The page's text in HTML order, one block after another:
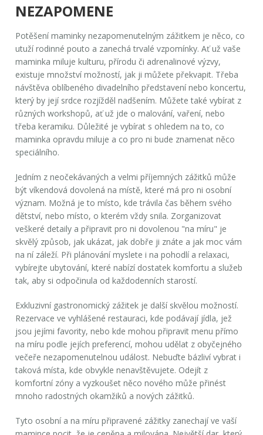
NEZAPOMENE
Potěšení maminky nezapomenutelným zážitkem je něco, co
utuží rodinné pouto a zanechá trvalé vzpomínky. Ať už vaše
maminka miluje kulturu, přírodu či adrenalinové výzvy,
existuje množství možností, jak ji můžete překvapit. Třeba
návštěva oblíbeného divadelního představení nebo koncertu,
který by její srdce rozjížděl nadšením. Můžete také vybírat z
různých workshopů, ať už jde o malování, vaření, nebo
třeba keramiku. Důležité je vybírat s ohledem na to, co
maminka opravdu miluje a co pro ni bude znamenat něco
speciálního.
Jedním z neočekávaných a velmi příjemných zážitků může
být víkendová dovolená na místě, které má pro ni osobní
význam. Možná je to místo, kde trávila čas během svého
dětství, nebo místo, o kterém vždy snila. Zorganizovat
veškeré detaily a připravit pro ni dovolenou "na míru" je
skvělý způsob, jak ukázat, jak dobře ji znáte a jak moc vám
na ní záleží. Při plánování myslete i na pohodlí a relaxaci,
vybírejte ubytování, které nabízí dostatek komfortu a služeb
tak, aby si odpočinula od každodenních starostí.
Exkluzivní gastronomický zážitek je další skvělou možností.
Rezervace ve vyhlášené restauraci, kde podávají jídla, jež
jsou jejími favority, nebo kde mohou připravit menu přímo
na míru podle jejích preferencí, mohou udělat z obyčejného
večeře nezapomenutelnou událost. Nebuďte bázliví vybrat i
taková místa, kde obvykle nenavštěvujete. Odejít z
komfortní zóny a vyzkoušet něco nového může přinést
mnoho radostných okamžiků a nových zážitků.
Tyto osobní a na míru připravené zážitky zanechají ve vaší